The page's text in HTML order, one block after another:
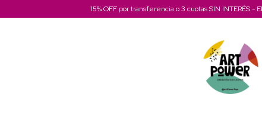
15% OFF por transferencia o 3 cuotas SIN INTERÉS -